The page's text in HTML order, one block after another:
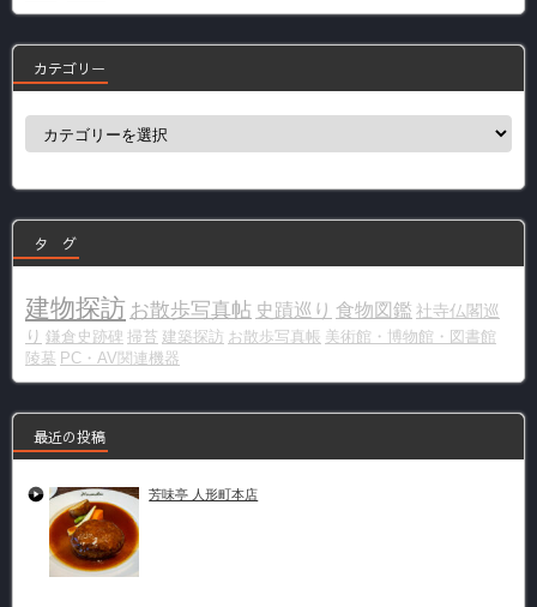
カテゴリー
カ
ー
タ グ
建物探訪 お散歩写真帖 史蹟巡り 食物図鑑 社寺仏閣巡
り 鎌倉史跡碑 掃苔 建築探訪 お散歩写真帳 美術館・博物館・図書館
陵墓 PC・AV関連機器
最近の投稿
芳味亭 人形町本店